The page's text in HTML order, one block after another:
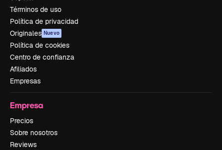
Términos de uso
Política de privacidad
Originales Nuevo
Política de cookies
Centro de confianza
Afiliados
Empresas
Empresa
Precios
Sobre nosotros
Reviews